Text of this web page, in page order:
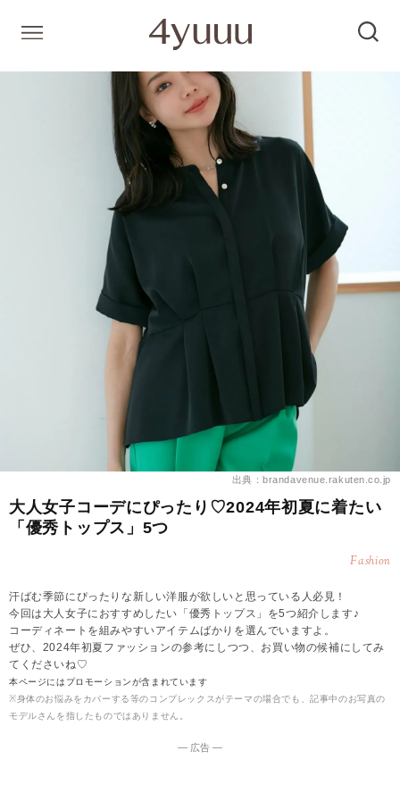
出典：brandavenue.rakuten.co.jp
大人女子コーデにぴったり♡2024年初夏に着たい
「優秀トップス」5つ
Fashion
汗ばむ季節にぴったりな新しい洋服が欲しいと思っている人必見！
今回は大人女子におすすめしたい「優秀トップス」を5つ紹介します♪
コーディネートを組みやすいアイテムばかりを選んでいますよ。
ぜひ、2024年初夏ファッションの参考にしつつ、お買い物の候補にしてみ
てくださいね♡
本ページにはプロモーションが含まれています
※身体のお悩みをカバーする等のコンプレックスがテーマの場合でも、記事中のお写真の
モデルさんを指したものではありません。
― 広告 ―